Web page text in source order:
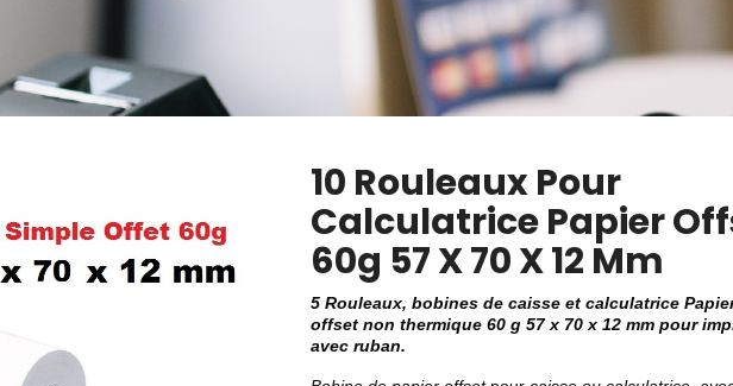
10 Rouleaux Pour
Calculatrice Papier
60g 57 X 70 X 12 Mm
5 Rouleaux, bobines de caisse et calculatrice
offset non thermique 60 g 57 x 70 x 12 mm pour
avec ruban.